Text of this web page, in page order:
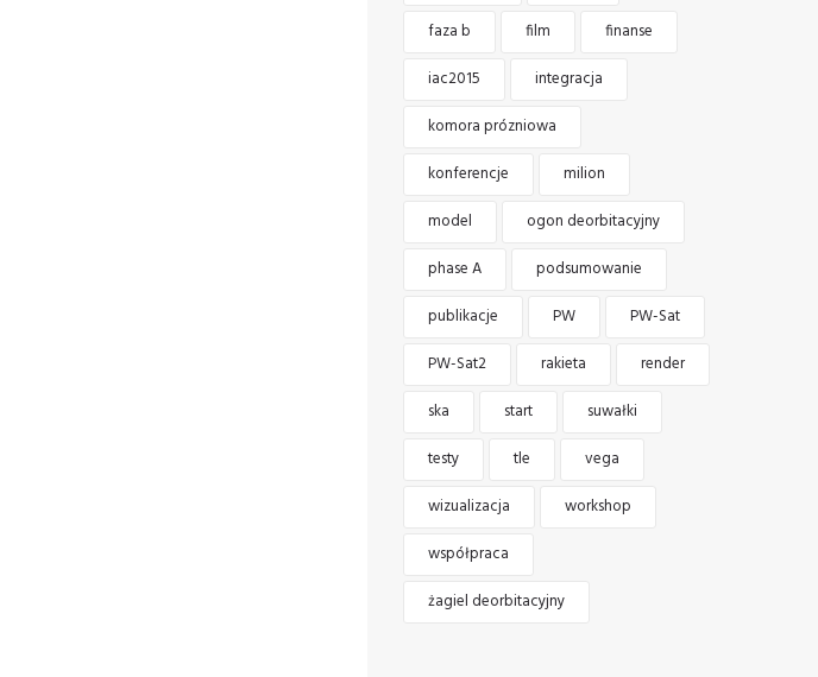
faza b
film
finanse
iac2015
integracja
komora prózniowa
konferencje
milion
model
ogon deorbitacyjny
phase A
podsumowanie
publikacje
PW
PW-Sat
PW-Sat2
rakieta
render
ska
start
suwałki
testy
tle
vega
wizualizacja
workshop
współpraca
żagiel deorbitacyjny